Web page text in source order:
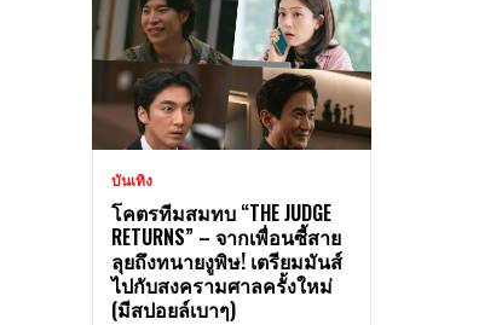
บันเทิง
โคตรทีมสมทบ “THE JUDGE
RETURNS” – จากเพื่อนซี้สาย
ลุยถึงทนายงูพิษ! เตรียมมันส์
ไปกับสงครามศาลครั้งใหม่
(มีสปอยล์เบาๆ)